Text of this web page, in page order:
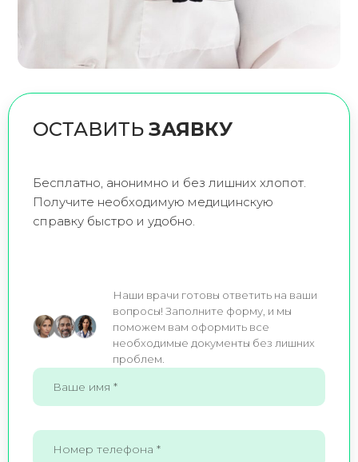
ОСТАВИТЬ ЗАЯВКУ
Бесплатно, анонимно и без лишних хлопот.
Получите необходимую медицинскую
справку быстро и удобно.
Наши врачи готовы ответить на ваши
вопросы! Заполните форму, и мы
поможем вам оформить все
необходимые документы без лишних
проблем.